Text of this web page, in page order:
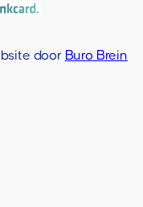
door Buro Brein